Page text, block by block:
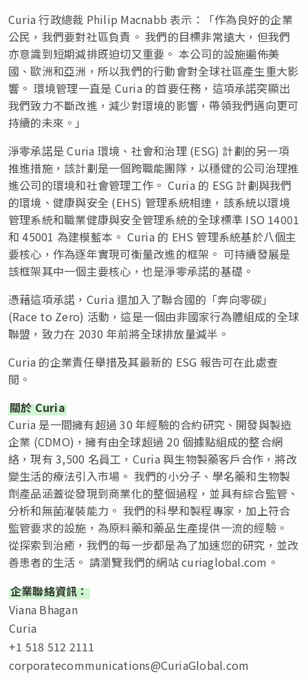
Curia 行政總裁 Philip Macnabb 表示：「作為良好的企業
公民，我們要對社區負責。 我們的目標非常遠大，但我們
亦意識到短期減排既迫切又重要。 本公司的設施遍佈美
國、歐洲和亞洲，所以我們的行動會對全球社區產生重大影
響。 環境管理一直是 Curia 的首要任務，這項承諾突顯出
我們致力不斷改進，減少對環境的影響，帶領我們邁向更可
持續的未來。」
淨零承諾是 Curia 環境、社會和治理 (ESG) 計劃的另一項
推進措施，該計劃是一個跨職能團隊，以穩健的公司治理推
進公司的環境和社會管理工作。 Curia 的 ESG 計劃與我們
的環境、健康與安全 (EHS) 管理系統相連，該系統以環境
管理系統和職業健康與安全管理系統的全球標準 ISO 14001
和 45001 為建模藍本。 Curia 的 EHS 管理系統基於八個主
要核心，作為逐年實現可衡量改進的框架。 可持續發展是
該框架其中一個主要核心，也是淨零承諾的基礎。
憑藉這項承諾，Curia 還加入了聯合國的「奔向零碳」
(Race to Zero) 活動，這是一個由非國家行為體組成的全球
聯盟，致力在 2030 年前將全球排放量減半。
Curia 的企業責任舉措及其最新的 ESG 報告可在此處查
閲。
關於 Curia
Curia 是一間擁有超過 30 年經驗的合約研究、開發與製造
企業 (CDMO)，擁有由全球超過 20 個據點組成的整合網
絡，現有 3,500 名員工，Curia 與生物製藥客戶合作，將改
變生活的療法引入市場。 我們的小分子、學名藥和生物製
劑產品涵蓋從發現到商業化的整個過程，並具有綜合監管、
分析和無菌灌裝能力。 我們的科學和製程專家，加上符合
監管要求的設施，為原料藥和藥品生產提供一流的經驗。
從探索到治癒，我們的每一步都是為了加速您的研究，並改
善患者的生活。 請瀏覽我們的網站 curiaglobal.com。
企業聯絡資訊：
Viana Bhagan
Curia
+1 518 512 2111
corporatecommunications@CuriaGlobal.com